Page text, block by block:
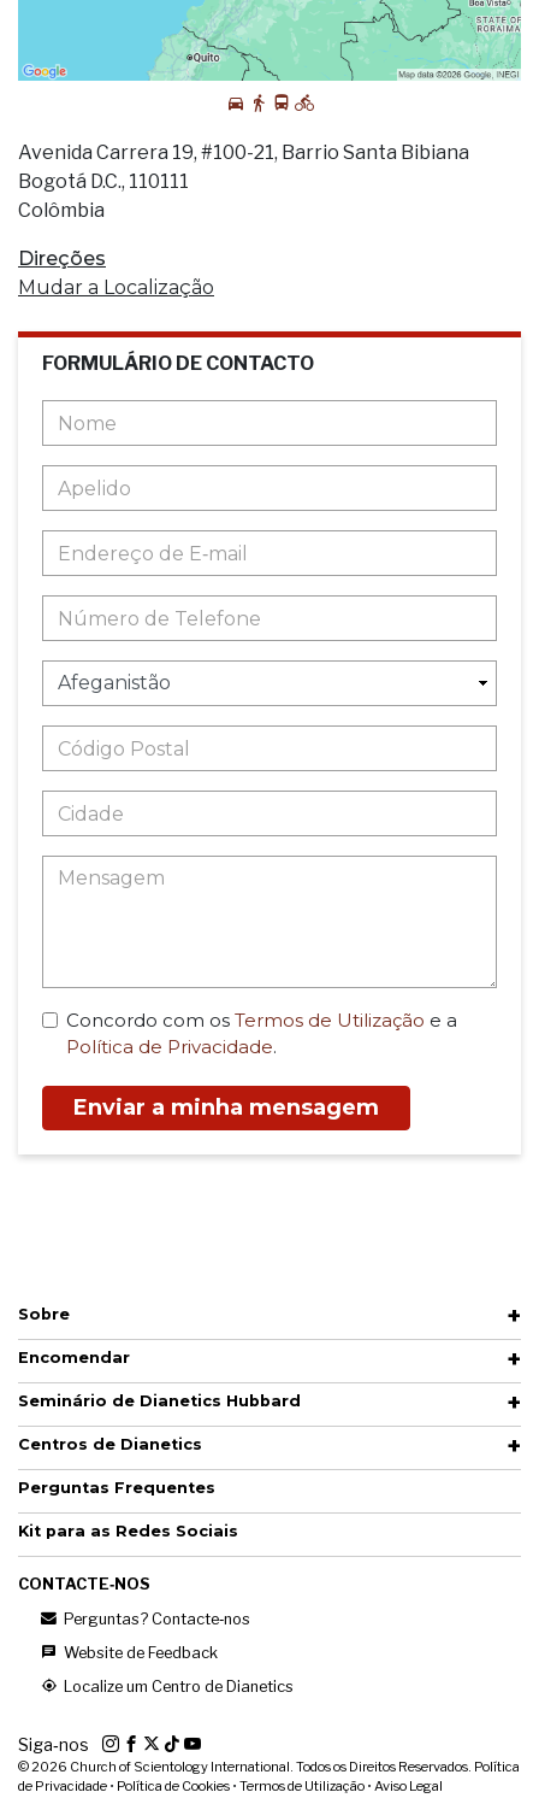
Avenida Carrera 19, #100-21, Barrio Santa Bibiana
Bogotá D.C., 110111
Colômbia
Direções
Mudar a Localização
FORMULÁRIO DE CONTACTO
Concordo com os Termos de Utilização e a
Política de Privacidade.
Enviar a minha mensagem
Sobre
Encomendar
Seminário de Dianetics Hubbard
Centros de Dianetics
Perguntas Frequentes
Kit para as Redes Sociais
CONTACTE‑NOS
Perguntas? Contacte‑nos
Website de Feedback
Localize um Centro de Dianetics
Siga‑nos
© 2026 Church of Scientology International. Todos os Direitos Reservados. Política
de Privacidade • Política de Cookies • Termos de Utilização • Aviso Legal